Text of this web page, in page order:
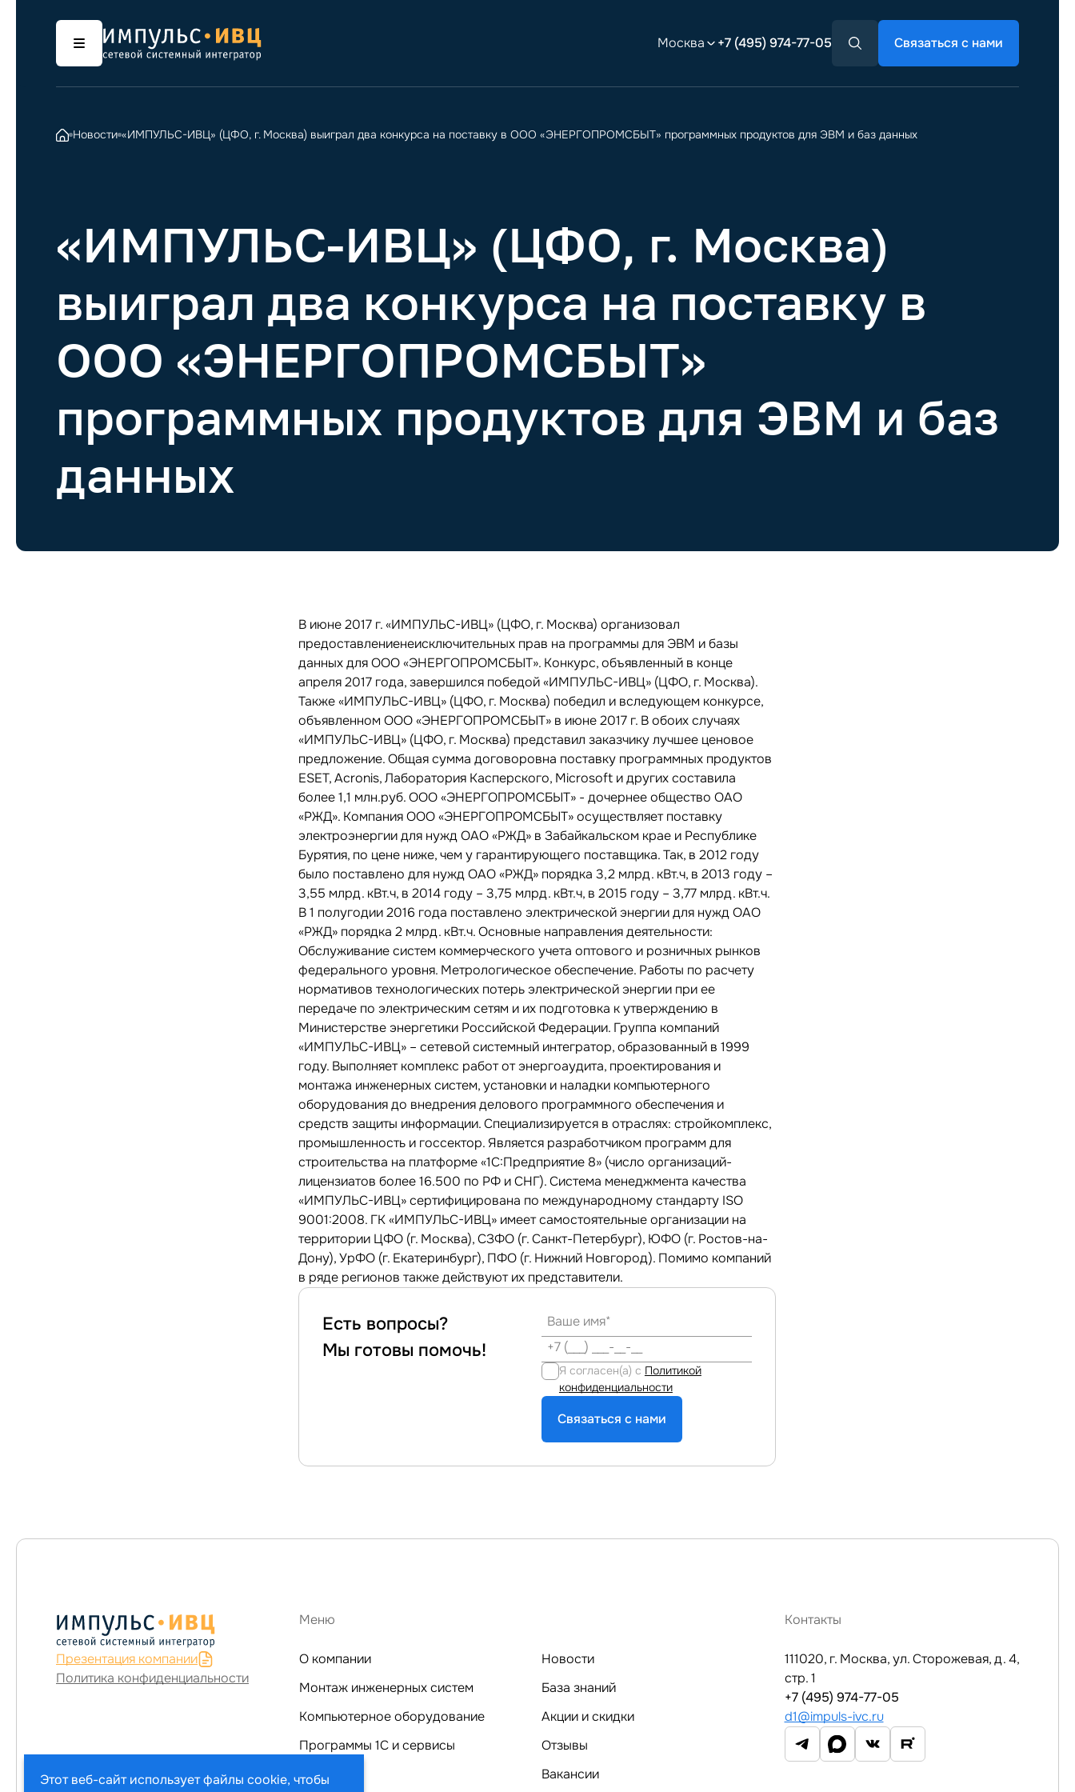
Москва +7 (495) 974-77-05 Связаться с нами
Новости «ИМПУЛЬС-ИВЦ» (ЦФО, г. Москва) выиграл два конкурса на поставку в ООО «ЭНЕРГОПРОМСБЫТ» программных продуктов для ЭВМ и баз данных
«ИМПУЛЬС-ИВЦ» (ЦФО, г. Москва)
выиграл два конкурса на поставку в
ООО «ЭНЕРГОПРОМСБЫТ»
программных продуктов для ЭВМ и баз
данных
В июне 2017 г. «ИМПУЛЬС-ИВЦ» (ЦФО, г. Москва) организовал
предоставлениенеисключительных прав на программы для ЭВМ и базы
данных для ООО «ЭНЕРГОПРОМСБЫТ». Конкурс, объявленный в конце
апреля 2017 года, завершился победой «ИМПУЛЬС-ИВЦ» (ЦФО, г. Москва).
Также «ИМПУЛЬС-ИВЦ» (ЦФО, г. Москва) победил и вследующем конкурсе,
объявленном ООО «ЭНЕРГОПРОМСБЫТ» в июне 2017 г. В обоих случаях
«ИМПУЛЬС-ИВЦ» (ЦФО, г. Москва) представил заказчику лучшее ценовое
предложение. Общая сумма договоровна поставку программных продуктов
ESET, Acronis, Лаборатория Касперского, Microsoft и других составила
более 1,1 млн.руб. ООО «ЭНЕРГОПРОМСБЫТ» - дочернее общество ОАО
«РЖД». Компания ООО «ЭНЕРГОПРОМСБЫТ» осуществляет поставку
электроэнергии для нужд ОАО «РЖД» в Забайкальском крае и Республике
Бурятия, по цене ниже, чем у гарантирующего поставщика. Так, в 2012 году
было поставлено для нужд ОАО «РЖД» порядка 3,2 млрд. кВт.ч, в 2013 году –
3,55 млрд. кВт.ч, в 2014 году – 3,75 млрд. кВт.ч, в 2015 году – 3,77 млрд. кВт.ч.
В 1 полугодии 2016 года поставлено электрической энергии для нужд ОАО
«РЖД» порядка 2 млрд. кВт.ч. Основные направления деятельности:
Обслуживание систем коммерческого учета оптового и розничных рынков
федерального уровня. Метрологическое обеспечение. Работы по расчету
нормативов технологических потерь электрической энергии при ее
передаче по электрическим сетям и их подготовка к утверждению в
Министерстве энергетики Российской Федерации. Группа компаний
«ИМПУЛЬС-ИВЦ» – сетевой системный интегратор, образованный в 1999
году. Выполняет комплекс работ от энергоаудита, проектирования и
монтажа инженерных систем, установки и наладки компьютерного
оборудования до внедрения делового программного обеспечения и
средств защиты информации. Специализируется в отраслях: стройкомплекс,
промышленность и госсектор. Является разработчиком программ для
строительства на платформе «1С:Предприятие 8» (число организаций-
лицензиатов более 16.500 по РФ и СНГ). Система менеджмента качества
«ИМПУЛЬС-ИВЦ» сертифицирована по международному стандарту ISO
9001:2008. ГК «ИМПУЛЬС-ИВЦ» имеет самостоятельные организации на
территории ЦФО (г. Москва), СЗФО (г. Санкт-Петербург), ЮФО (г. Ростов-на-
Дону), УрФО (г. Екатеринбург), ПФО (г. Нижний Новгород). Помимо компаний
в ряде регионов также действуют их представители.
Есть вопросы?
Мы готовы помочь!
Я согласен(а) с Политикой
конфиденциальности
Связаться с нами
Презентация компании
Политика конфиденциальности
Меню
О компании
Монтаж инженерных систем
Компьютерное оборудование
Программы 1C и сервисы
Услуги
Новости
База знаний
Акции и скидки
Отзывы
Вакансии
Контакты
111020, г. Москва, ул. Сторожевая, д. 4,
стр. 1
+7 (495) 974-77-05
d1@impuls-ivc.ru
Этот веб-сайт использует файлы cookie, чтобы